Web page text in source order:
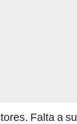
Falta a su